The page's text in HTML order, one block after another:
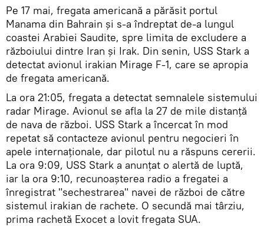
Pe 17 mai, fregata americană a părăsit portul
Manama din Bahrain și s-a îndreptat de-a lungul
coastei Arabiei Saudite, spre limita de excludere a
războiului dintre Iran și Irak. Din senin, USS Stark a
detectat avionul irakian Mirage F-1, care se apropia
de fregata americană.
La ora 21:05, fregata a detectat semnalele sistemului
radar Mirage. Avionul se afla la 27 de mile distanță
de nava de război. USS Stark a încercat în mod
repetat să contacteze avionul pentru negocieri în
apele internaționale, dar pilotul nu a răspuns cererii.
La ora 9:09, USS Stark a anunțat o alertă de luptă,
iar la ora 9:10, recunoașterea radio a fregatei a
înregistrat "sechestrarea" navei de război de către
sistemul irakian de rachete. O secundă mai târziu,
prima rachetă Exocet a lovit fregata SUA.